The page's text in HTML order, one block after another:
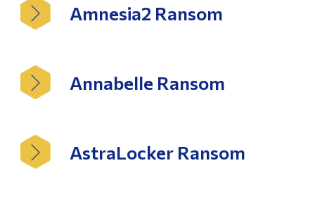
Amnesia2 Ransom
Annabelle Ransom
AstraLocker Ransom